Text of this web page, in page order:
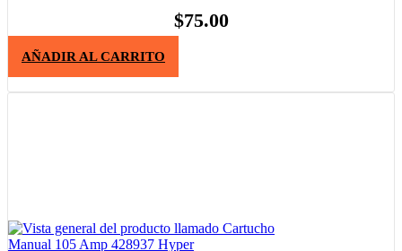
$75.00
AÑADIR AL CARRITO